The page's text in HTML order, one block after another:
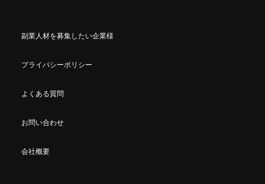
副業人材を募集したい企業様
プライバシーポリシー
よくある質問
お問い合わせ
会社概要